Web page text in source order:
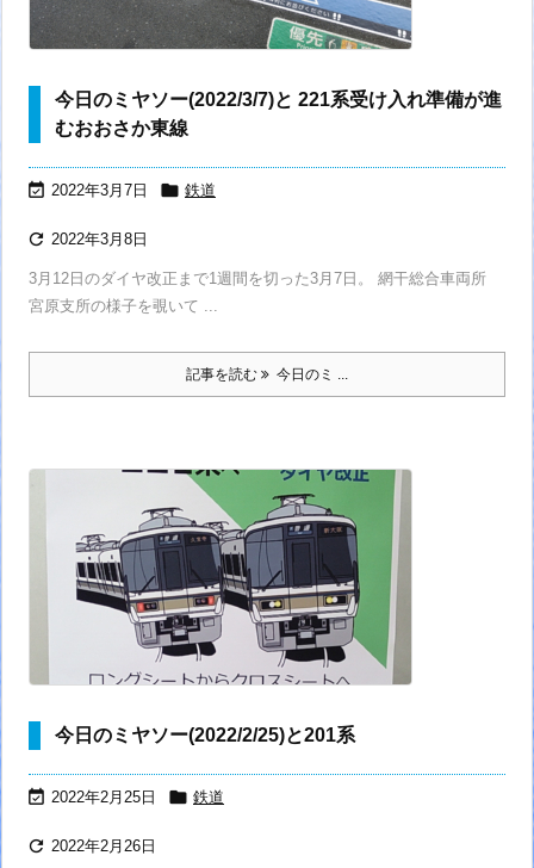
今日のミヤソー(2022/3/7)と 221系受け入れ準備が進
むおおさか東線
 2022年3月7日  鉄道
 2022年3月8日
3月12日のダイヤ改正まで1週間を切った3月7日。 網干総合車両所
宮原支所の様子を覗いて ...
記事を読む 今日のミ ...
今日のミヤソー(2022/2/25)と201系
 2022年2月25日  鉄道
 2022年2月26日